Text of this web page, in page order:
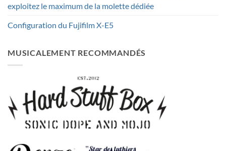
exploitez le maximum de la molette dédiée
Configuration du Fujifilm X-E5
MUSICALEMENT RECOMMANDÉS